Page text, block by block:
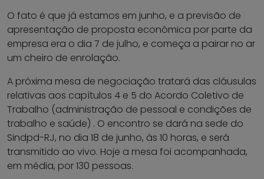
O fato é que já estamos em junho, e a previsão de
apresentação de proposta econômica por parte da
empresa era o dia 7 de julho, e começa a pairar no ar
um cheiro de enrolação.
A próxima mesa de negociação tratará das cláusulas
relativas aos capítulos 4 e 5 do Acordo Coletivo de
Trabalho (administração de pessoal e condições de
trabalho e saúde) . O encontro se dará na sede do
Sindpd-RJ, no dia 18 de junho, às 10 horas, e será
transmitido ao vivo. Hoje a mesa foi acompanhada,
em média, por 130 pessoas.